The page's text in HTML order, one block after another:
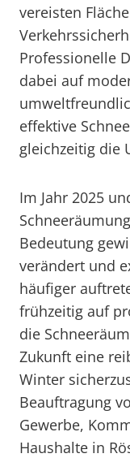
vereisten
Professionelle
dabei auf
effektive
gleichzeitig die
Im Jahr 2025
Bedeutung
verändert und
häufiger
frühzeitig auf
die
Zukunft eine
Winter
Beauftragung
Gewerbe,
Haushalte in